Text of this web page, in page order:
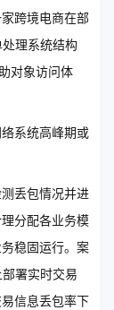
跨境电商在部
理系统结构
对象访问体
系统高峰期或
丢包情况并进
分配各业务模
稳固运行。案
署实时交易
信息丢包率下